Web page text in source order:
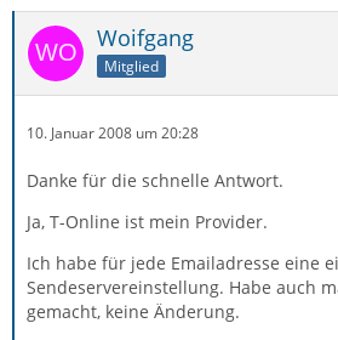
Woifgang
Mitglied
10. Januar 2008 um 20:28
Danke für die schnelle Antwort.
Ja, T-Online ist mein Provider.
Ich habe für jede Emailadresse eine
Sendeservereinstellung. Habe auch
gemacht, keine Änderung.